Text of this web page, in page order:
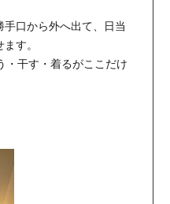
口から外へ出て、日当
す。
・干す・着るがここだけ